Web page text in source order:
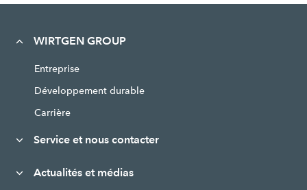
WIRTGEN GROUP
Entreprise
Développement durable
Carrière
Service et nous contacter
Actualités et médias